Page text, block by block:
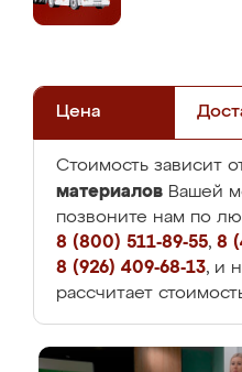
Цена
Стоимость зависит
материалов Вашей
позвоните нам по
8 (800) 511-89-55, 8
8 (926) 409-68-13, и
рассчитает